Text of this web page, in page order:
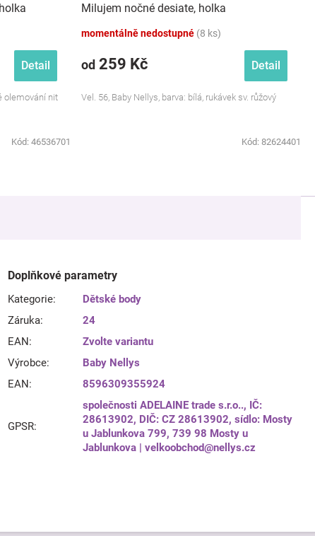
Detail
olemování nit
Kód: 46536701
Milujem nočné desiate, holka
momentálně nedostupné (8 ks)
od 259 Kč Detail
Vel. 56, Baby Nellys, barva: bílá, rukávek sv. růžový
Kód: 82624401
Doplňkové parametry
Kategorie:
Dětské body
Záruka:
24
EAN:
Zvolte variantu
Výrobce:
Baby Nellys
EAN: 8596309355924
GPSR:
společnosti ADELAINE trade s.r.o.., IČ:
28613902, DIČ: CZ 28613902, sídlo: Mosty
u Jablunkova 799, 739 98 Mosty u
Jablunkova | velkoobchod@nellys.cz